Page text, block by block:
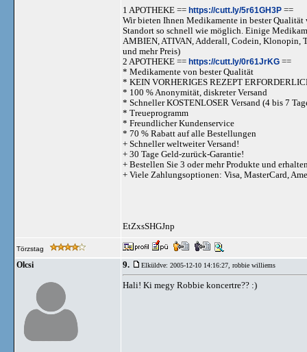
1 APOTHEKE == https://cutt.ly/5r61GH3P ==
Wir bieten Ihnen Medikamente in bester
Standort so schnell wie möglich. Einige
AMBIEN, ATIVAN, Adderall, Codein, Klonopin,
und mehr Preis)
2 APOTHEKE == https://cutt.ly/0r61JrKG ==
* Medikamente von bester Qualität
* KEIN VORHERIGES REZEPT
* 100 % Anonymität, diskreter Versand
* Schneller KOSTENLOSER Versand (4 bis 7
* Treueprogramm
* Freundlicher Kundenservice
* 70 % Rabatt auf alle Bestellungen
+ Schneller weltweiter Versand!
+ 30 Tage Geld-zurück-Garantie!
+ Bestellen Sie 3 oder mehr Produkte und
+ Viele Zahlungsoptionen: Visa, MasterCard,
EtZxsSHGJnp
Törzstag
Olcsi 9. Elküldve: 2005-12-10 14:16:27, robbie williems
Hali! Ki megy Robbie koncertre?? :)